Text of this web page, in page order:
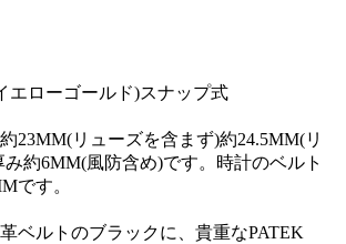
エローゴールド)スナップ式
23MM(リューズを含まず)約24.5MM(リ
約6MM(風防含め)です。時計のベルト
です。
ベルトのブラックに、貴重なPATEK